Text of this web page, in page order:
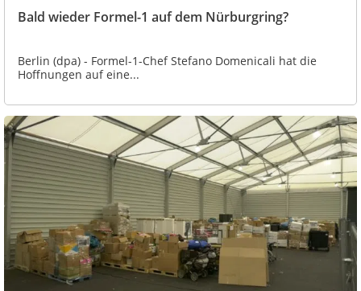
Bald wieder Formel-1 auf dem Nürburgring?
Berlin (dpa) - Formel-1-Chef Stefano Domenicali hat die
Hoffnungen auf eine...